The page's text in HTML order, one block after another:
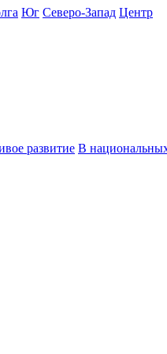
Юг Северо-Запад Центр
развитие В